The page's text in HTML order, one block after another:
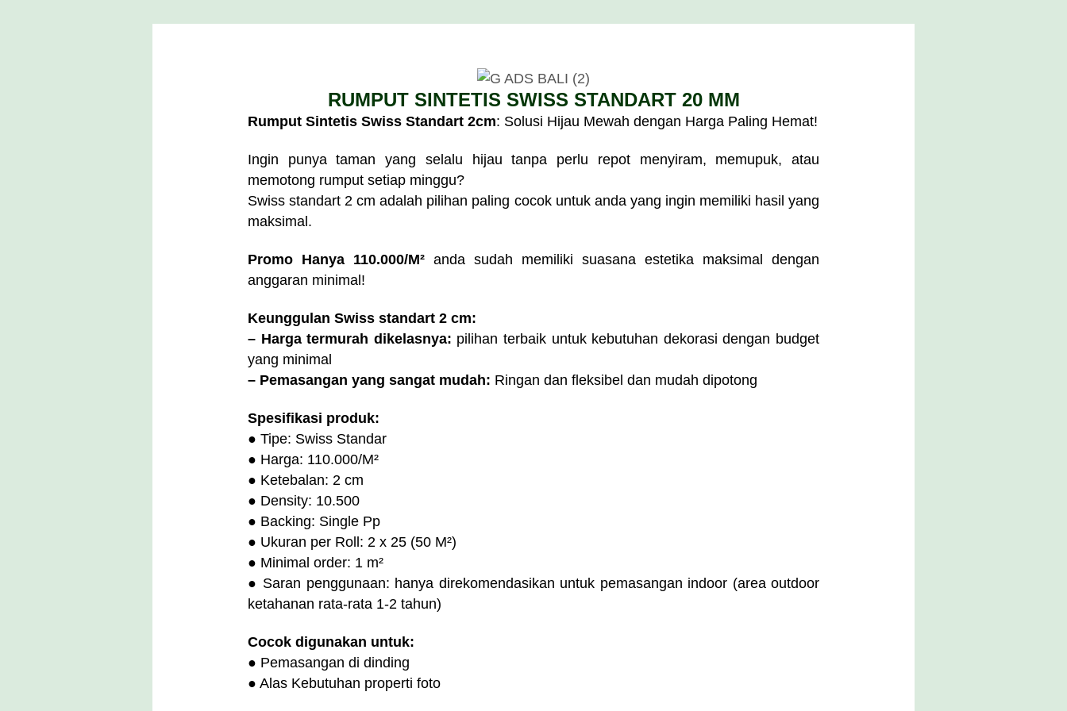
RUMPUT SINTETIS SWISS STANDART 20 MM
Rumput Sintetis Swiss Standart 2cm: Solusi Hijau Mewah dengan Harga Paling Hemat!
​Ingin punya taman yang selalu hijau tanpa perlu repot menyiram, memupuk, atau
memotong rumput setiap minggu?
Swiss standart 2 cm adalah pilihan paling cocok untuk anda yang ingin memiliki hasil yang
maksimal.
Promo Hanya 110.000/M² anda sudah memiliki suasana estetika maksimal dengan
anggaran minimal!
Keunggulan Swiss standart 2 cm:
– Harga termurah dikelasnya: pilihan terbaik untuk kebutuhan dekorasi dengan budget
yang minimal
– Pemasangan yang sangat mudah: Ringan dan fleksibel dan mudah dipotong
Spesifikasi produk:
● Tipe: Swiss Standar
● Harga: 110.000/M²
● Ketebalan: 2 cm
● Density: 10.500
● Backing: Single Pp
● Ukuran per Roll: 2 x 25 (50 M²)
● Minimal order: 1 m²
● Saran penggunaan: hanya direkomendasikan untuk pemasangan indoor (area outdoor
ketahanan rata-rata 1-2 tahun)
Cocok digunakan untuk:
● Pemasangan di dinding
● Alas Kebutuhan properti foto